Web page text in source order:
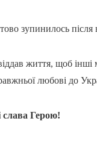
зупинилось
життя, щоб інші
любові до
слава Герою!